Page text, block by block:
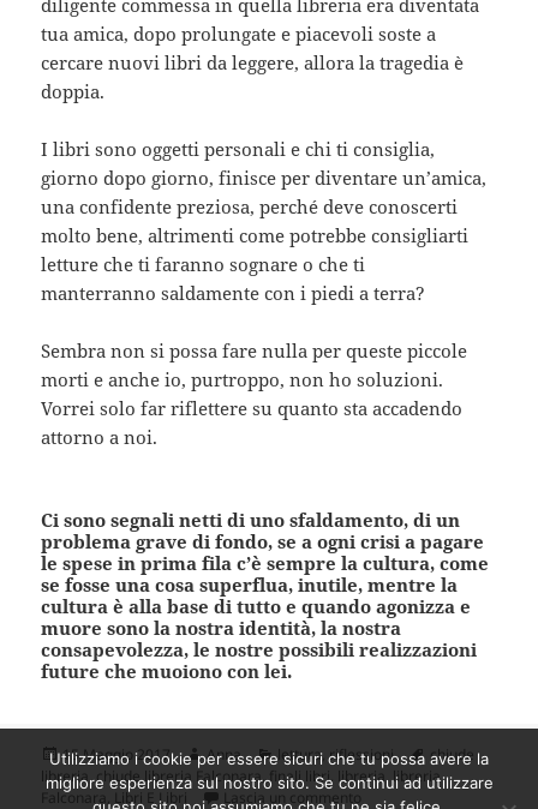
diligente commessa in quella libreria era diventata
tua amica, dopo prolungate e piacevoli soste a
cercare nuovi libri da leggere, allora la tragedia è
doppia.
I libri sono oggetti personali e chi ti consiglia,
giorno dopo giorno, finisce per diventare un’amica,
una confidente preziosa, perché deve conoscerti
molto bene, altrimenti come potrebbe consigliarti
letture che ti faranno sognare o che ti
manterranno saldamente con i piedi a terra?
Sembra non si possa fare nulla per queste piccole
morti e anche io, purtroppo, non ho soluzioni.
Vorrei solo far riflettere su quanto sta accadendo
attorno a noi.
Ci sono segnali netti di uno sfaldamento, di un
problema grave di fondo, se a ogni crisi a pagare
le spese in prima fila c’è sempre la cultura, come
se fosse una cosa superflua, inutile, mentre la
cultura è alla base di tutto e quando agonizza e
muore sono la nostra identità, la nostra
consapevolezza, le nostre possibili realizzazioni
future che muoiono con lei.
Scritto
il
15 Maggio 2017 Autore
Anna Categorie
lettura,riflessioni Tag
chiude
libreria,chiude libreria Falconara,finali libri, libreria,libreria
Falconara , Libri E Libri Lascia un commento su Libreria Libri e Libri:
Utilizziamo i cookie per essere sicuri che tu possa avere la
migliore esperienza sul nostro sito. Se continui ad utilizzare